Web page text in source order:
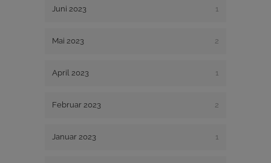
Juni 2023 1
Mai 2023 2
April 2023 1
Februar 2023 2
Januar 2023 1